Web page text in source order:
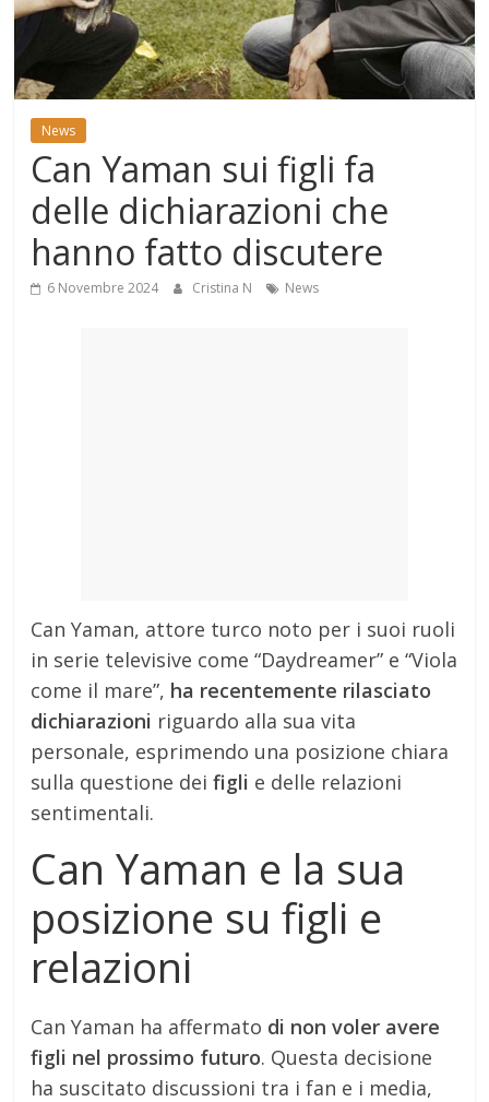
Mondo
News
Can Yaman sui figli fa
delle dichiarazioni che
hanno fatto discutere
6 Novembre 2024 Cristina N News
Can Yaman, attore turco noto per i suoi ruoli
in serie televisive come “Daydreamer” e “Viola
come il mare”, ha recentemente rilasciato
dichiarazioni riguardo alla sua vita
personale, esprimendo una posizione chiara
sulla questione deifigli e delle relazioni
sentimentali.
Can Yaman e la sua
posizione su figli e
relazioni
Can Yaman ha affermato di non voler avere
figli nel prossimo futuro. Questa decisione
ha suscitato discussioni tra i fan e i media,